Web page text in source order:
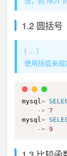
1.2 圆括号
( ... )
使用括弧来规
mysql>
-> 7
mysql>
-> 9